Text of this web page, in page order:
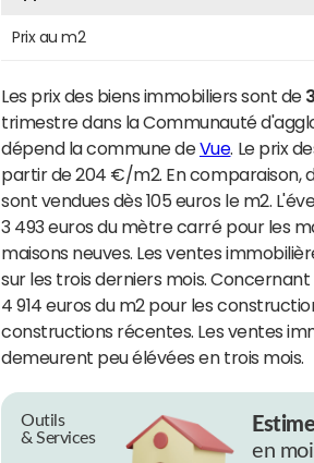
Prix au m2
Les prix des biens immobiliers sont de
trimestre dans la Communauté
dépend la commune deVue. Le prix
partir de 204 €/m2. En comparaison,
sont vendues dès 105 euros le m2.
3 493 euros du mètre carré pour les
maisons neuves. Les ventes
sur les trois derniers mois.
4 914 euros du m2 pour les
constructions récentes. Les ventes
demeurent peu élévées en trois mois.
Outils
& Services
en